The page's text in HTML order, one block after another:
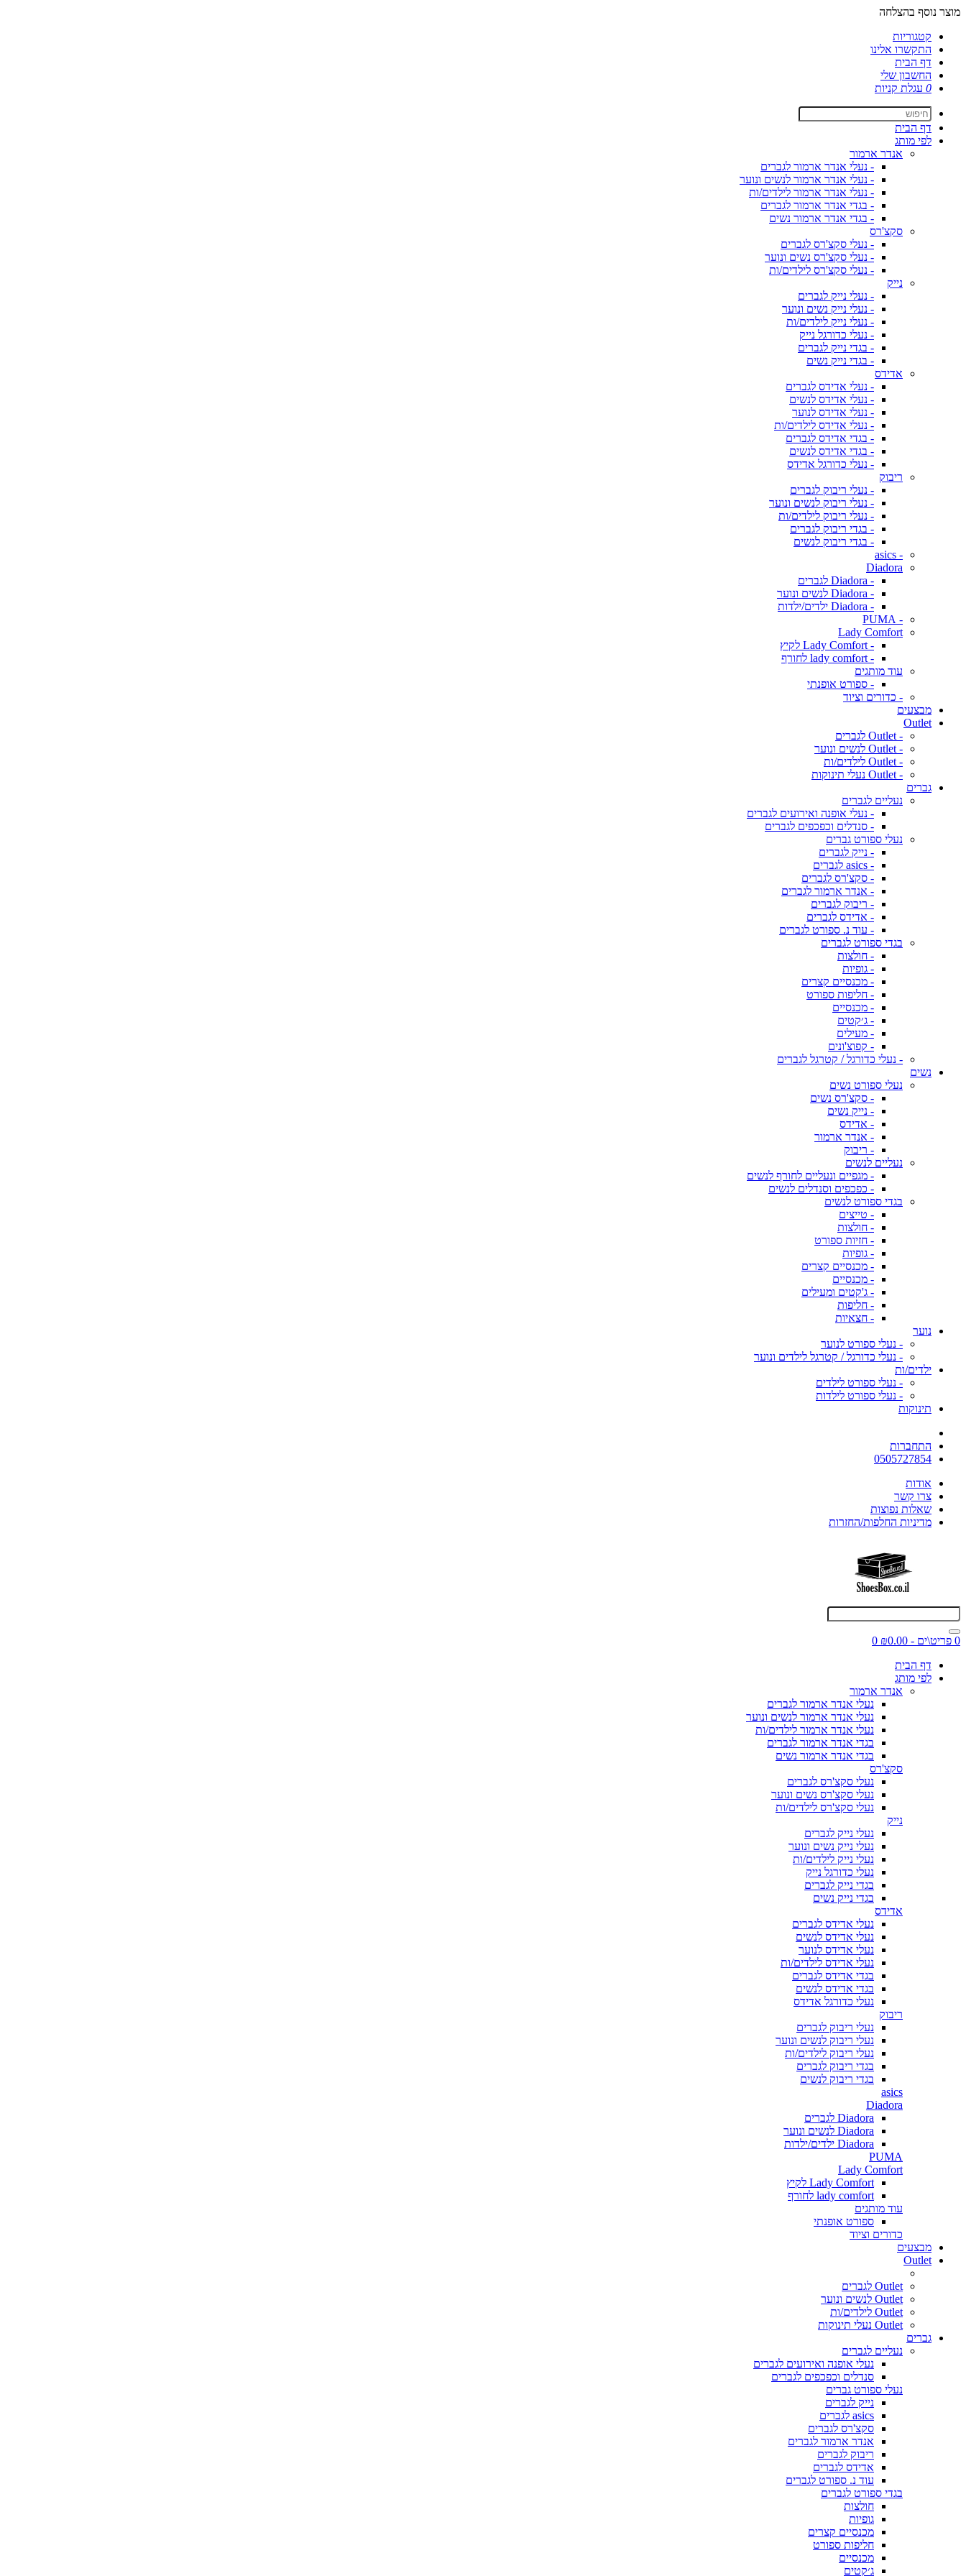
מוצר נוסף בהצלחה
קטגוריות
התקשרו אלינו
דף הבית
החשבון שלי
0 עגלת קניות
דף הבית
לפי מותג
אנדר ארמור
- נעלי אנדר ארמור לגברים
- נעלי אנדר ארמור לנשים ונוער
- נעלי אנדר ארמור לילדים/ות
- בגדי אנדר ארמור לגברים
- בגדי אנדר ארמור נשים
סקצ'רס
- נעלי סקצ'רס לגברים
- נעלי סקצ'רס נשים ונוער
- נעלי סקצ'רס לילדים/ות
נייק
- נעלי נייק לגברים
- נעלי נייק נשים ונוער
- נעלי נייק לילדים/ות
- נעלי כדורגל נייק
- בגדי נייק לגברים
- בגדי נייק נשים
אדידס
- נעלי אדידס לגברים
- נעלי אדידס לנשים
- נעלי אדידס לנוער
- נעלי אדידס לילדים/ות
- בגדי אדידס לגברים
- בגדי אדידס לנשים
- נעלי כדורגל אדידס
ריבוק
- נעלי ריבוק לגברים
- נעלי ריבוק לנשים ונוער
- נעלי ריבוק לילדים/ות
- בגדי ריבוק לגברים
- בגדי ריבוק לנשים
- asics
Diadora
- Diadora לגברים
- Diadora לנשים ונוער
- Diadora ילדים/ילדות
- PUMA
Lady Comfort
- Lady Comfort לקיץ
- lady comfort לחורף
עוד מותגים
- ספורט אופנתי
- כדורים וציוד
מבצעים
Outlet
- Outlet לגברים
- Outlet לנשים ונוער
- Outlet לילדים/ות
- Outlet נעלי תינוקות
גברים
נעליים לגברים
- נעלי אופנה ואירועים לגברים
- סנדלים וכפכפים לגברים
נעלי ספורט גברים
- נייק לגברים
- asics לגברים
- סקצ'רס לגברים
- אנדר ארמור לגברים
- ריבוק לגברים
- אדידס לגברים
- עוד נ. ספורט לגברים
בגדי ספורט לגברים
- חולצות
- גופיות
- מכנסיים קצרים
- חליפות ספורט
- מכנסיים
- ג׳קטים
- מעילים
- קפוצ'ונים
- נעלי כדורגל / קטרגל לגברים
נשים
נעלי ספורט נשים
- סקצ'רס נשים
- נייק נשים
- אדידס
- אנדר ארמור
- ריבוק
נעליים לנשים
- מגפיים ונעליים לחורף לנשים
- כפכפים וסנדלים לנשים
בגדי ספורט לנשים
- טייצים
- חולצות
- חזיות ספורט
- גופיות
- מכנסיים קצרים
- מכנסיים
- ג'קטים ומעילים
- חליפות
- חצאיות
נוער
- נעלי ספורט לנוער
- נעלי כדורגל / קטרגל לילדים ונוער
ילדים/ות
- נעלי ספורט לילדים
- נעלי ספורט לילדות
תינוקות
התחברות
0505727854
אודות
צרו קשר
שאלות נפוצות
מדיניות החלפות/החזרות
0 פריט\ים - ₪0.00
0
דף הבית
לפי מותג
אנדר ארמור
נעלי אנדר ארמור לגברים
נעלי אנדר ארמור לנשים ונוער
נעלי אנדר ארמור לילדים/ות
בגדי אנדר ארמור לגברים
בגדי אנדר ארמור נשים
סקצ'רס
נעלי סקצ'רס לגברים
נעלי סקצ'רס נשים ונוער
נעלי סקצ'רס לילדים/ות
נייק
נעלי נייק לגברים
נעלי נייק נשים ונוער
נעלי נייק לילדים/ות
נעלי כדורגל נייק
בגדי נייק לגברים
בגדי נייק נשים
אדידס
נעלי אדידס לגברים
נעלי אדידס לנשים
נעלי אדידס לנוער
נעלי אדידס לילדים/ות
בגדי אדידס לגברים
בגדי אדידס לנשים
נעלי כדורגל אדידס
ריבוק
נעלי ריבוק לגברים
נעלי ריבוק לנשים ונוער
נעלי ריבוק לילדים/ות
בגדי ריבוק לגברים
בגדי ריבוק לנשים
asics
Diadora
Diadora לגברים
Diadora לנשים ונוער
Diadora ילדים/ילדות
PUMA
Lady Comfort
Lady Comfort לקיץ
lady comfort לחורף
עוד מותגים
ספורט אופנתי
כדורים וציוד
מבצעים
Outlet
Outlet לגברים
Outlet לנשים ונוער
Outlet לילדים/ות
Outlet נעלי תינוקות
גברים
נעליים לגברים
נעלי אופנה ואירועים לגברים
סנדלים וכפכפים לגברים
נעלי ספורט גברים
נייק לגברים
asics לגברים
סקצ'רס לגברים
אנדר ארמור לגברים
ריבוק לגברים
אדידס לגברים
עוד נ. ספורט לגברים
בגדי ספורט לגברים
חולצות
גופיות
מכנסיים קצרים
חליפות ספורט
מכנסיים
ג׳קטים